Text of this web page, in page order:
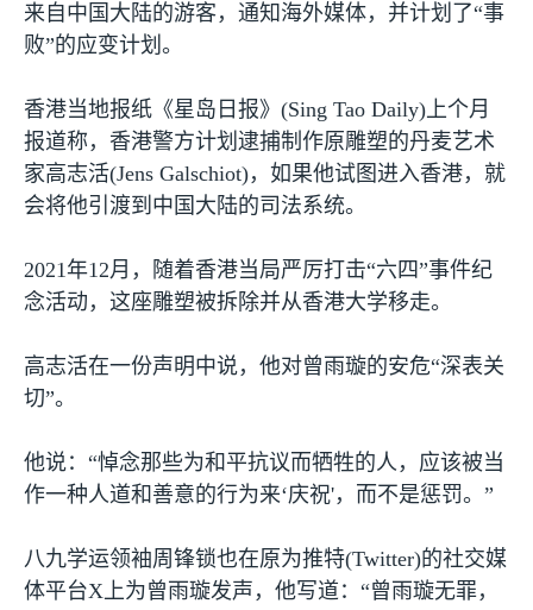
来自中国大陆的游客，通知海外媒体，并计划了“事
败”的应变计划。
香港当地报纸《星岛日报》 (Sing Tao Daily)上个月
报道称，香港警方计划逮捕制作原雕塑的丹麦艺术
家高志活(Jens Galschiot)，如果他试图进入香港，就
会将他引渡到中国大陆的司法系统。
2021年12月，随着香港当局严厉打击“六四”事件纪
念活动，这座雕塑被拆除并从香港大学移走。
高志活在一份声明中说，他对曾雨璇的安危“深表关
切”。
他说：“悼念那些为和平抗议而牺牲的人，应该被当
作一种人道和善意的行为来‘庆祝'，而不是惩罚。”
八九学运领袖周锋锁也在原为推特(Twitter)的社交媒
体平台X上为曾雨璇发声，他写道：“曾雨璇无罪，